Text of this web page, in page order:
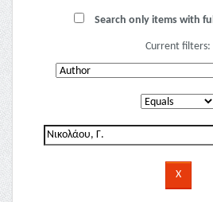
Search only items with
Current filters: